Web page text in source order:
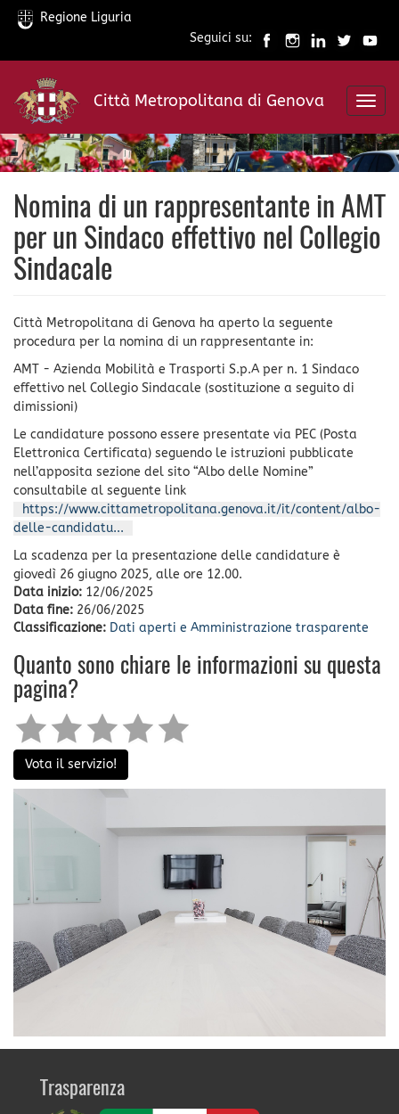
Salta
contenuto
principale
Regione Liguria
Seguici su:
Città Metropolitana di Genova
Nomina di un rappresentante in AMT
per un Sindaco effettivo nel Collegio
Sindacale
Città Metropolitana di Genova ha aperto la seguente
procedura per la nomina di un rappresentante in:
AMT - Azienda Mobilità e Trasporti S.p.A per n. 1 Sindaco
effettivo nel Collegio Sindacale (sostituzione a seguito di
dimissioni)
Le candidature possono essere presentate via PEC (Posta
Elettronica Certificata) seguendo le istruzioni pubblicate
nell’apposita sezione del sito “Albo delle Nomine”
consultabile al seguente link
https://www.cittametropolitana.genova.it/it/content/albo-
delle-candidatu...
La scadenza per la presentazione delle candidature è
giovedì 26 giugno 2025, alle ore 12.00.
Data inizio: 12/06/2025
Data fine: 26/06/2025
Classificazione: Dati aperti e Amministrazione trasparente
Quanto sono chiare le informazioni su questa
pagina?
Vota il servizio!
Trasparenza